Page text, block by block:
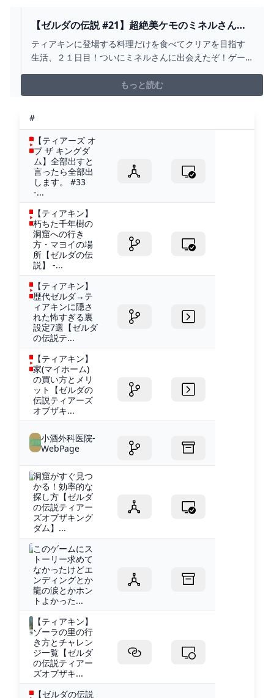
【ゼルダの伝説 #21】超絶美ケモのミネルさんが
仲間になった！ ティアキングルメ旅！【ティアキ
ン】【ゆっくり実況】 - YOUTUBE
ティアキンに登場する料理だけを食べてクリアを目指す
生活、２１日目！ついにミネルさんに出会えたぞ！ゲー
ん！果たして仲間になってもらえるのか？博士のツイッ
ター：https://twitter.com/siu_lab 下記のサイト様
もっと読む
#
【ティアーズ オ
ブ ザ キングダ
ム】全部出すと
言ったら全部出
します。 #33
-...
【ティアキン】
朽ちた千年樹の
洞窟への行き
方・マヨイの場
所【ゼルダの伝
説】 -...
【ティアキン】
歴代ゼルダ→テ
ィアキンに隠さ
れた怖すぎる裏
設定7選【ゼルダ
の伝説テ...
【ティアキン】
家(マイホーム)
の買い方とメリ
ット【ゼルダの
伝説ティアーズ
オブザキ...
小酒外科医院-
WebPage
洞窟がすぐ見つ
かる！効率的な
探し方【ゼルダ
の伝説ティアー
ズオブザキング
ダム】...
このゲームにス
トーリー求めて
なかったけどエ
ンディングとか
龍の涙とかホン
トよかった...
【ティアキン】
ゾーラの里の行
き方とチャレン
ジ一覧【ゼルダ
の伝説ティアー
ズオブザキ...
【ゼルダの伝説